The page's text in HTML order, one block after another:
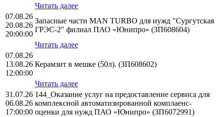
Читать далее
07.08.26
20.08.26
20:00:00
Запасные части MAN TURBO для нужд "Сургутская
ГРЭС-2" филиал ПАО «Юнипро» (ЗП608604)
Читать далее
07.08.26
13.08.26
12:00:00
Керамзит в мешке (50л). (ЗП608602)
Читать далее
31.07.26
06.08.26
17:00:00
144_Оказание услуг на предоставление сервиса для
комплексной автоматизированной комплаенс-
оценки для нужд ПАО «Юнипро» (ЗП6072991)